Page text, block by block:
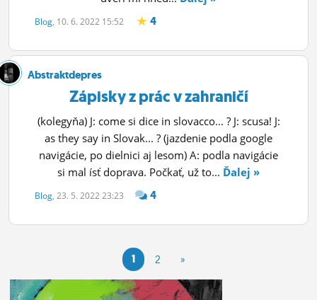
Blog, 10. 6. 2022 15:52 4
Abstraktdepres
Zápisky z prác v zahraničí
(kolegyňa) J: come si dice in slovacco... ? J: scusa! J:
as they say in Slovak... ? (jazdenie podla google
navigácie, po dielnici aj lesom) A: podla navigácie
si mal ísť doprava. Počkať, už to... Ďalej »
Blog, 23. 5. 2022 23:23 4
1 2 »